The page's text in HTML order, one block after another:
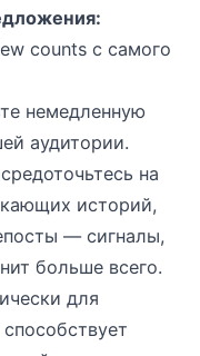
counts с самого
немедленную
аудитории.
на
историй,
— сигналы,
больше всего.
для